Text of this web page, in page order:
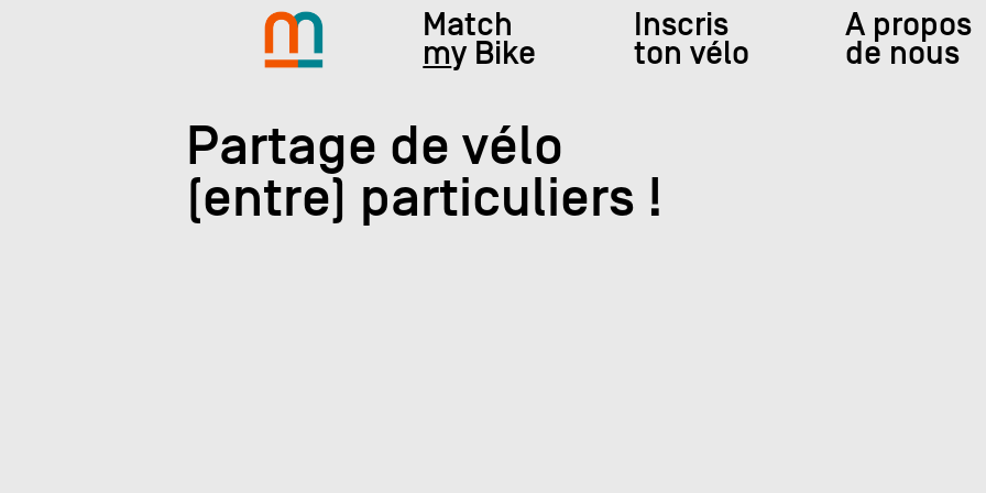
Match
my Bike
Inscris
ton vélo
A propos
de nous
Partage de vélo
(entre) particuliers !